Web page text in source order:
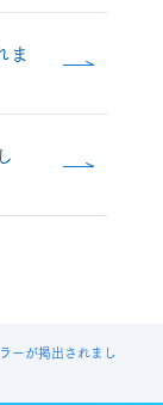
ま
ーが掲出されまし